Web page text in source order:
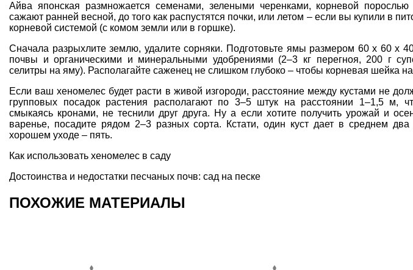
Айва японская размножается семенами, зелеными черенками, корневой порослью
сажают ранней весной, до того как распустятся почки, или летом – если вы купили в
корневой системой (с комом земли или в горшке).
Сначала разрыхлите землю, удалите сорняки. Подготовьте ямы размером 60 х 60 х
почвы и органическими и минеральными удобрениями (2–3 кг перегноя, 200 г
селитры на яму). Раcполагайте саженец не слишком глубоко – чтобы корневая шейка
Если ваш хеномелес будет расти в живой изгороди, расстояние между кустами не
групповых посадок растения располагают по 3–5 штук на расстоянии 1–1,5 м,
смыкаясь кронами, не теснили друг друга. Ну а если хотите получить урожай и
варенье, посадите рядом 2–3 разных сорта. Кстати, один куст дает в среднем
хорошем уходе – пять.
Как использовать хеномелес в саду
Достоинства и недостатки песчаных почв: сад на песке
ПОХОЖИЕ МАТЕРИАЛЫ